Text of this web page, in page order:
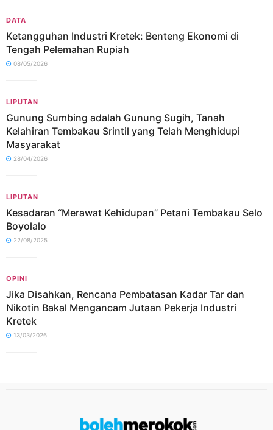
DATA
Ketangguhan Industri Kretek: Benteng Ekonomi di
Tengah Pelemahan Rupiah
08/05/2026
LIPUTAN
Gunung Sumbing adalah Gunung Sugih, Tanah
Kelahiran Tembakau Srintil yang Telah Menghidupi
Masyarakat
28/04/2026
LIPUTAN
Kesadaran “Merawat Kehidupan” Petani Tembakau Selo
Boyolalo
22/08/2025
OPINI
Jika Disahkan, Rencana Pembatasan Kadar Tar dan
Nikotin Bakal Mengancam Jutaan Pekerja Industri
Kretek
13/03/2026